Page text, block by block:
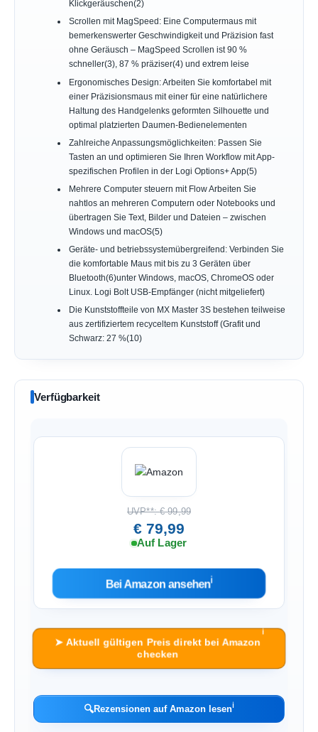
Klickgeräuschen(2)
Scrollen mit MagSpeed: Eine Computermaus mit
bemerkenswerter Geschwindigkeit und Präzision fast
ohne Geräusch – MagSpeed Scrollen ist 90 %
schneller(3), 87 % präziser(4) und extrem leise
Ergonomisches Design: Arbeiten Sie komfortabel mit
einer Präzisionsmaus mit einer für eine natürlichere
Haltung des Handgelenks geformten Silhouette und
optimal platzierten Daumen-Bedienelementen
Zahlreiche Anpassungsmöglichkeiten: Passen Sie
Tasten an und optimieren Sie Ihren Workflow mit App-
spezifischen Profilen in der Logi Options+ App(5)
Mehrere Computer steuern mit Flow Arbeiten Sie
nahtlos an mehreren Computern oder Notebooks und
übertragen Sie Text, Bilder und Dateien – zwischen
Windows und macOS(5)
Geräte- und betriebssystemübergreifend: Verbinden Sie
die komfortable Maus mit bis zu 3 Geräten über
Bluetooth(6)unter Windows, macOS, ChromeOS oder
Linux. Logi Bolt USB-Empfänger (nicht mitgeliefert)
Die Kunststoffteile von MX Master 3S bestehen teilweise
aus zertifiziertem recyceltem Kunststoff (Grafit und
Schwarz: 27 %(10)
Verfügbarkeit
UVP**: € 99,99
€ 79,99
Auf Lager
Bei Amazon ansehenℹ︎
➤ Aktuell gültigen Preis direkt bei Amazon
checken
ℹ︎
🔍Rezensionen auf Amazon lesenℹ︎